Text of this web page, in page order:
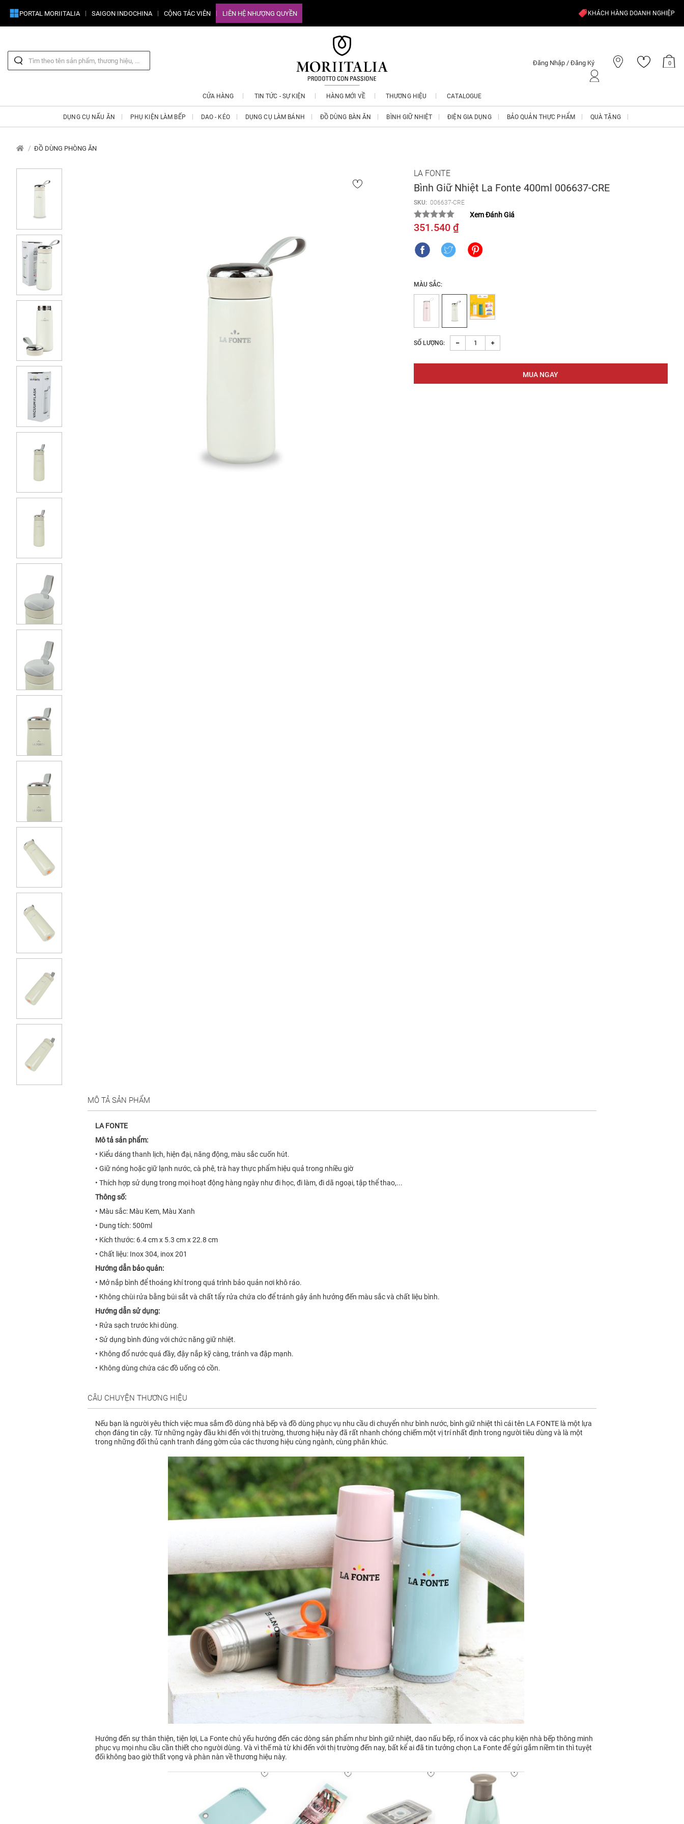
PORTAL MORIITALIA SAIGON INDOCHINA CỘNG TÁC VIÊN LIÊN HỆ NHƯỢNG QUYỀN KHÁCH HÀNG DOANH NGHIỆP
Đăng Nhập / Đăng Ký 0
CỬA HÀNG TIN TỨC - SỰ KIỆN HÀNG MỚI VỀ THƯƠNG HIỆU CATALOGUE
DỤNG CỤ NẤU ĂN PHỤ KIỆN LÀM BẾP DAO - KÉO DỤNG CỤ LÀM BÁNH ĐỒ DÙNG BÀN ĂN BÌNH GIỮ NHIỆT ĐIỆN GIA DỤNG BẢO QUẢN THỰC PHẨM QUÀ TẶNG
ĐỒ DÙNG PHÒNG ĂN
LA FONTE
Bình Giữ Nhiệt La Fonte 400ml 006637-CRE
SKU: 006637-CRE
Xem Đánh Giá
351.540 ₫
MÀU SẮC:
SỐ LƯỢNG:
MÔ TẢ SẢN PHẨM
LA FONTE
Mô tả sản phẩm:
• Kiểu dáng thanh lịch, hiện đại, năng động, màu sắc cuốn hút.
• Giữ nóng hoặc giữ lạnh nước, cà phê, trà hay thực phẩm hiệu quả trong nhiều giờ
• Thích hợp sử dụng trong mọi hoạt động hàng ngày như đi học, đi làm, đi dã ngoại, tập thể thao,...
Thông số:
• Màu sắc: Màu Kem, Màu Xanh
• Dung tích: 500ml
• Kích thước: 6.4 cm x 5.3 cm x 22.8 cm
• Chất liệu: Inox 304, inox 201
Hướng dẫn bảo quản:
• Mở nắp bình để thoáng khí trong quá trình bảo quản nơi khô ráo.
• Không chùi rửa bằng búi sắt và chất tẩy rửa chứa clo để tránh gây ảnh hưởng đến màu sắc và chất liệu bình.
Hướng dẫn sử dụng:
• Rửa sạch trước khi dùng.
• Sử dụng bình đúng với chức năng giữ nhiệt.
• Không đổ nước quá đầy, đậy nắp kỹ càng, tránh va đập mạnh.
• Không dùng chứa các đồ uống có cồn.
CÂU CHUYỆN THƯƠNG HIỆU
Nếu bạn là người yêu thích việc mua sắm đồ dùng nhà bếp và đồ dùng phục vụ nhu cầu di chuyển như bình nước, bình giữ nhiệt thì cái tên LA FONTE là một lựa
chọn đáng tin cậy. Từ những ngày đầu khi đến với thị trường, thương hiệu này đã rất nhanh chóng chiếm một vị trí nhất định trong người tiêu dùng và là một
trong những đối thủ cạnh tranh đáng gờm của các thương hiệu cùng ngành, cùng phân khúc.
Hướng đến sự thân thiện, tiện lợi, La Fonte chủ yếu hướng đến các dòng sản phẩm như bình giữ nhiệt, dao nấu bếp, rổ inox và các phụ kiện nhà bếp thông minh
phục vụ mọi nhu cầu cần thiết cho người dùng. Và vì thế mà từ khi đến với thị trường đến nay, bất kể ai đã tin tưởng chọn La Fonte để gửi gắm niềm tin thì tuyệt
đối không bao giờ thất vọng và phàn nàn về thương hiệu này.